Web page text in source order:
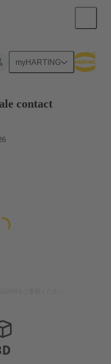
myHARTING
ターカード接続
contact